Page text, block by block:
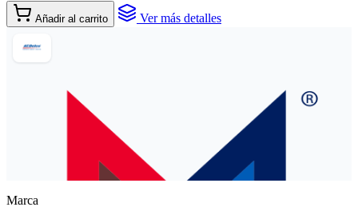
Añadir al carrito Ver más detalles
Marca